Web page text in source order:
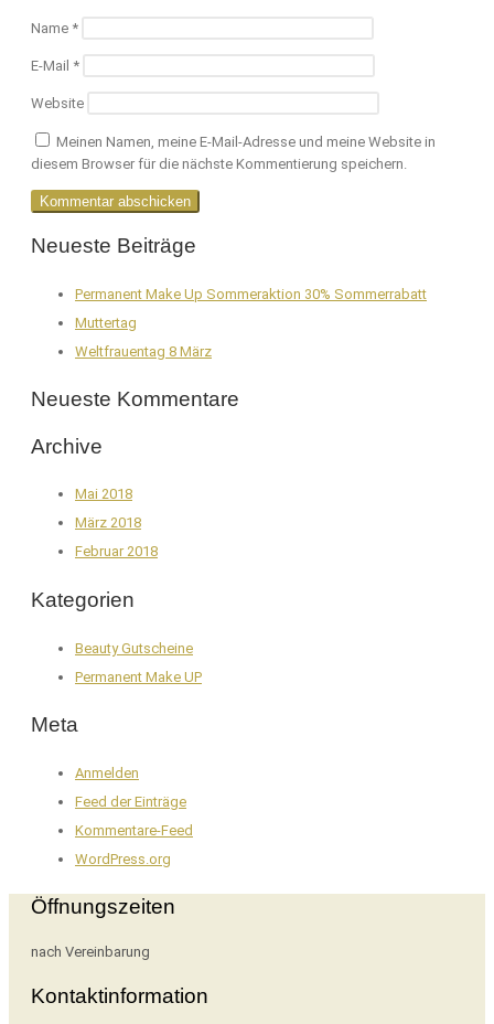
Name *
E-Mail *
Website
Meinen Namen, meine E-Mail-Adresse und meine Website in
diesem Browser für die nächste Kommentierung speichern.
Neueste Beiträge
Permanent Make Up Sommeraktion 30% Sommerrabatt
Muttertag
Weltfrauentag 8 März
Neueste Kommentare
Archive
Mai 2018
März 2018
Februar 2018
Kategorien
Beauty Gutscheine
Permanent Make UP
Meta
Anmelden
Feed der Einträge
Kommentare-Feed
WordPress.org
Öffnungszeiten
nach Vereinbarung
Kontaktinformation